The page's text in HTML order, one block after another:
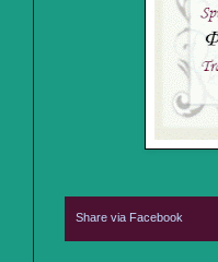
Share via Facebook